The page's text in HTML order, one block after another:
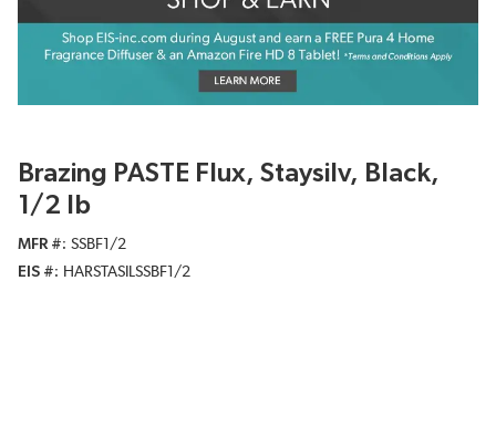
Brazing PASTE Flux, Staysilv, Black,
1/2 lb
MFR #
SSBF1/2
EIS #
HARSTASILSSBF1/2